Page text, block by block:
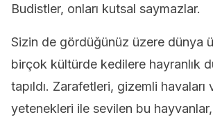
Budistler, onları kutsal saymazlar.
Sizin de gördüğünüz üzere dünya
birçok kültürde kedilere hayranlık
tapıldı. Zarafetleri, gizemli havaları
yetenekleri ile sevilen bu